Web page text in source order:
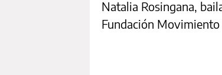
Natalia Rosingana,
Fundación Movimiento